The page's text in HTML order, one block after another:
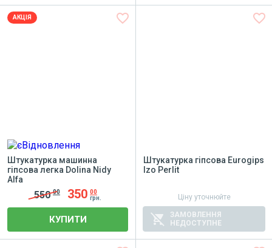
АКЦІЯ
Штукатурка машинна
гіпсова легка Dolina Nidy
Alfa
550 00 350 00
грн.
КУПИТИ
favorite_border
Штукатурка гіпсова Eurogips
Izo Perlit
Ціну уточнюйте
remove_shopping_cart
ЗАМОВЛЕННЯ
НЕДОСТУПНЕ
favorite_border